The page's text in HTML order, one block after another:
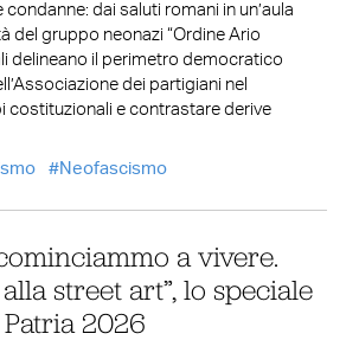
condanne: dai saluti romani in un’aula
del gruppo neonazi “Ordine Ario
delineano il perimetro democratico
dei partigiani nel
costituzionali e contrastare derive
Neofascismo
a vivere.
street art”, lo speciale
2026